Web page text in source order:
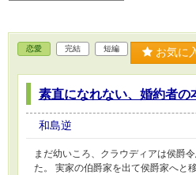
恋愛 完結 短編 お気に
素直になれない、婚約者の
和島逆
まだ幼いころ、クラウディアは侯爵
た。 実家の伯爵家を出て侯爵家へと